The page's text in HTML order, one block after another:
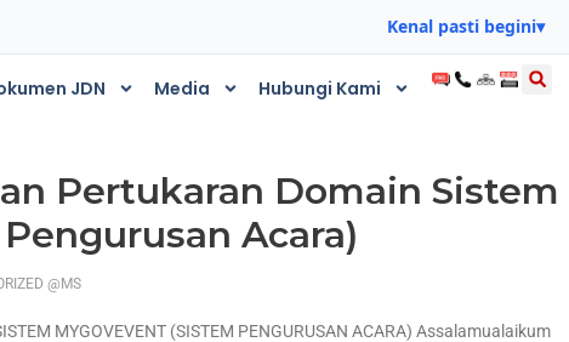
Kenal pasti begini▾
JDN Media Hubungi Kami
Pertukaran Domain Sistem
Acara)
@MS
MYGOVEVENT (SISTEM PENGURUSAN ACARA) Assalamualaikum